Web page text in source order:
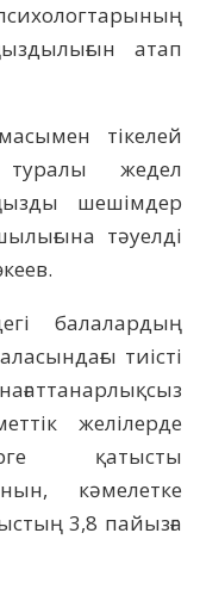
атап
тікелей
жедел
шешімдер
тәуелді
балалардың
тиісті
желілерде
қатысты
кәмелетке
3,8 пайызға